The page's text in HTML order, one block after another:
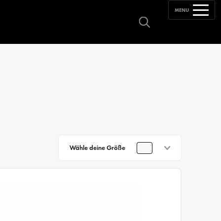
MENU
Wähle deine Größe